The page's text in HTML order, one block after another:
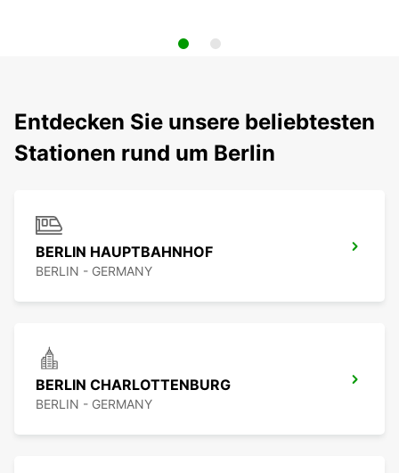
Entdecken Sie unsere beliebtesten
Stationen rund um Berlin
BERLIN HAUPTBAHNHOF
BERLIN - GERMANY
BERLIN CHARLOTTENBURG
BERLIN - GERMANY